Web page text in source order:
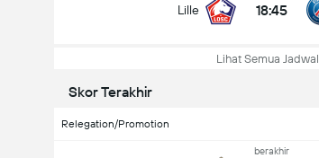
Lille 18:45
Lihat Semua Jadwal
Skor Terakhir
Relegation/Promotion
berakhir